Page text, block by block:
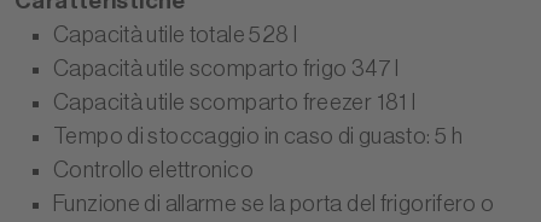
Capacità utile totale 528 l
Capacità utile scomparto frigo 347 l
Capacità utile scomparto freezer 181 l
Tempo di stoccaggio in caso di guasto: 5 h
Controllo elettronico
Funzione di allarme se la porta del frigorifero o